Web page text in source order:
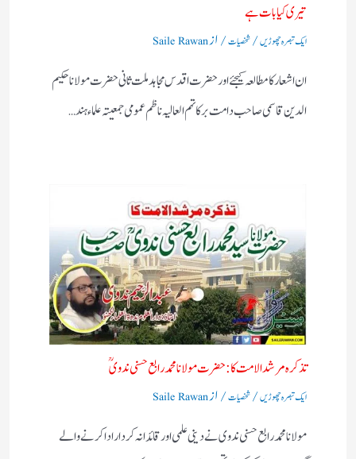
تیری کیا بات ہے
ایک تبصرہ چھوڑیں/شخصیات/ ازSaile Rawan
ان اشعار کا مطالعہ کیجئے اور حضرت اقدس مجاہد ملت ثانی حضرت مولانا حکیم
الدین قاسمی صاحب دامت برکاتہم العالیہ ناظم عمومی جمعیتہ علماء ہند…
تذکرہ مرشد الامت کا :حضرت مولانا محمد رابع حسنی ندویؒ
ایک تبصرہ چھوڑیں/شخصیات/ ازSaile Rawan
مولانا محمد رابع حسنی ندوی نے دینی علمی اور قائدانہ کردار ادا کرنے والے